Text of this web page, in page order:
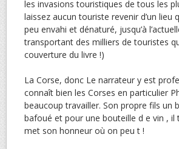
les invasions touristiques de tous les
laissez aucun touriste revenir d’un
peu envahi et dénaturé, jusqu’à
transportant des milliers de touristes
couverture du livre !)
La Corse, donc Le narrateur y est
connaît bien les Corses en particulier
beaucoup travailler. Son propre fils un
bafoué et pour une bouteille d e vin ,
met son honneur où on peu t !